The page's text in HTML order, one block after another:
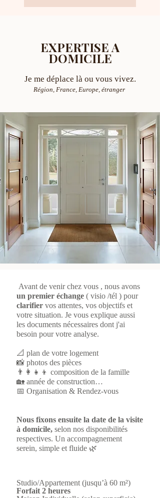
EXPERTISE A
DOMICILE
Je me déplace là ou vous vivez.
Région, France, Europe, étranger
Avant de venir chez vous , nous avons
un premier échange ( visio /tél ) pour
clarifier vos attentes, vos objectifs et
votre situation. Je vous explique aussi
les documents nécessaires dont j'ai
besoin pour votre analyse.
📐 plan de votre logement
📸 photos des pièces
👨‍👩‍👧‍👦 composition de la famille
🏡 année de construction…
📅 Organisation & Rendez-vous
​Nous fixons ensuite la date de la visite
à domicile, selon nos disponibilités
respectives. Un accompagnement
serein, simple et fluide 🌿
​Studio/Appartement (jusqu’à 60 m²)
Forfait 2 heures